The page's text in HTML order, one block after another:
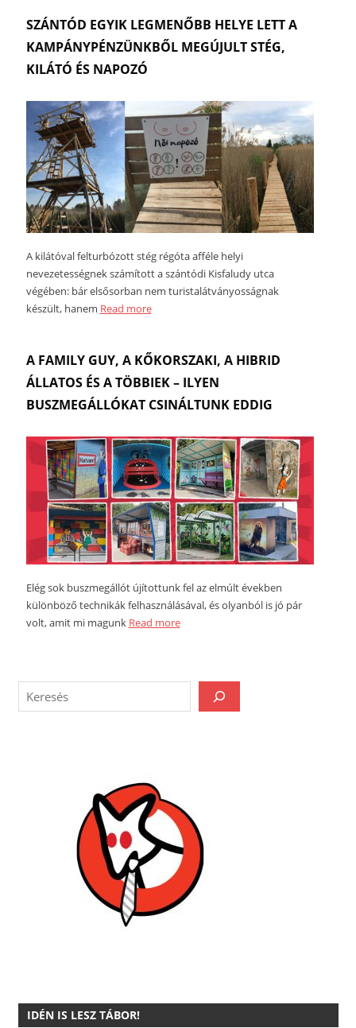
SZÁNTÓD EGYIK LEGMENŐBB HELYE LETT A
KAMPÁNYPÉNZÜNKBŐL MEGÚJULT STÉG,
KILÁTÓ ÉS NAPOZÓ
A kilátóval felturbózott stég régóta afféle helyi
nevezetességnek számított a szántódi Kisfaludy utca
végében: bár elsősorban nem turistalátványosságnak
készült, hanem Read more
A FAMILY GUY, A KŐKORSZAKI, A HIBRID
ÁLLATOS ÉS A TÖBBIEK – ILYEN
BUSZMEGÁLLÓKAT CSINÁLTUNK EDDIG
Elég sok buszmegállót újítottunk fel az elmúlt években
különböző technikák felhasználásával, és olyanból is jó pár
volt, amit mi magunk Read more
IDÉN IS LESZ TÁBOR!